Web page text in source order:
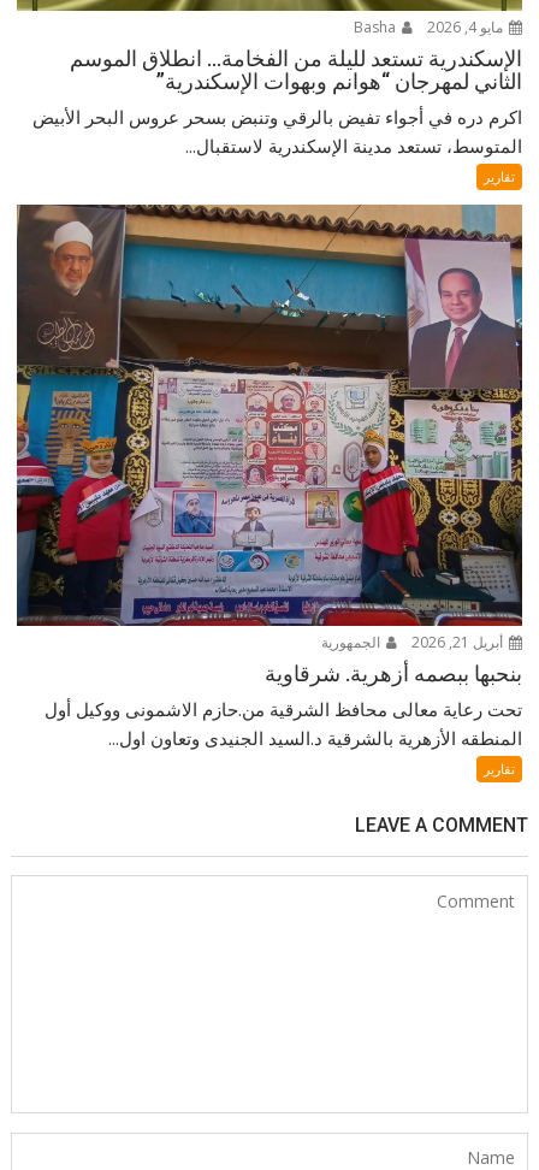
مايو 4, 2026
الإسكندرية تستعد لليلة من الفخامة… انطلاق الموسم
الثاني لمهرجان “هوانم وبهوات الإسكندرية”
اكرم دره في أجواء تفيض بالرقي وتنبض بسحر عروس البحر الأبيض
المتوسط، تستعد مدينة الإسكندرية لاستقبال...
تقارير
أبريل 21, 2026 الجمهورية
بنحبها ببصمه أزهرية. شرقاوية
تحت رعاية معالى محافظ الشرقية من.حازم الاشمونى ووكيل أول
المنطقه الأزهرية بالشرقية د.السيد الجنيدى وتعاون اول...
تقارير
LEAVE A COMMENT